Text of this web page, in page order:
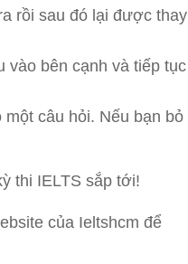
rồi sau đó lại được thay
vào bên cạnh và tiếp tục
câu hỏi. Nếu bạn bỏ
thi IELTS sắp tới!
của Ieltshcm để